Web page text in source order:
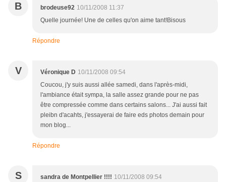
B brodeuse92 10/11/2008 11:37
Quelle journée! Une de celles qu'on aime tant!Bisous
Répondre
V Véronique D 10/11/2008 09:54
Coucou, j'y suis aussi allée samedi, dans l'après-midi,
l'ambiance était sympa, la salle assez grande pour ne pas
être compressée comme dans certains salons... J'ai aussi fait
pleibn d'acahts, j'essayerai de faire eds photos demain pour
mon blog...
Répondre
S sandra de Montpellier !!!! 10/11/2008 09:54